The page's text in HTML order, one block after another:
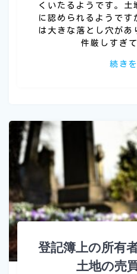
くいたるようです。土
に認められるようです
は大きな落とし穴があ
件厳しすぎ
続き
登記簿上の所有
土地の売